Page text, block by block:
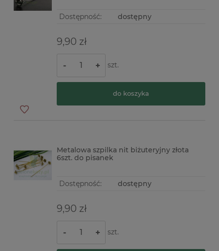
Dostępność: dostępny
9,90 zł
- + szt.
do koszyka
Metalowa szpilka nit biżuteryjny złota
6szt. do pisanek
Dostępność: dostępny
9,90 zł
- + szt.